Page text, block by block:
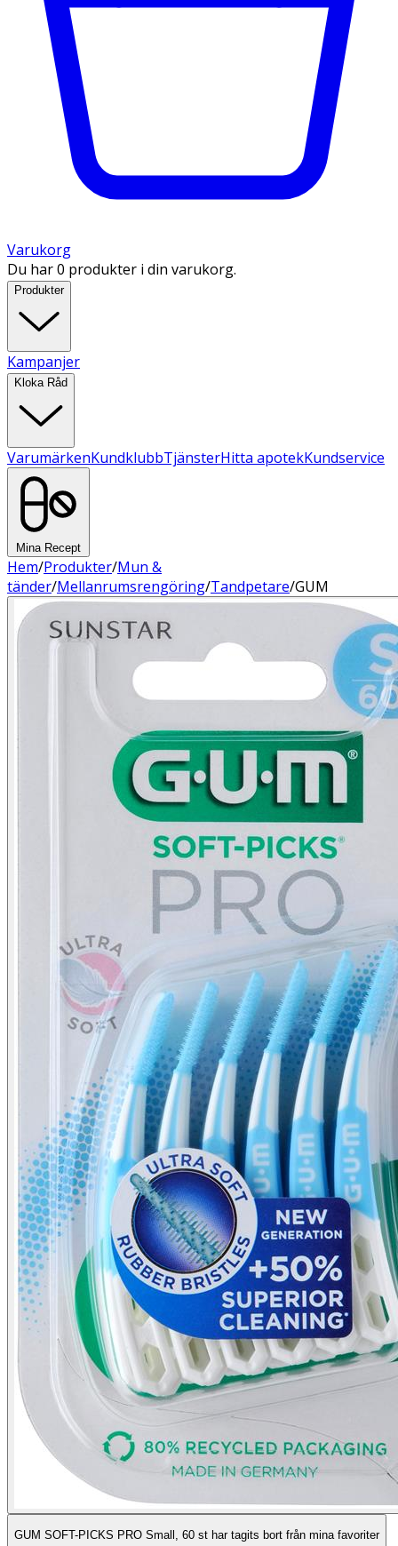
Varukorg
Du har 0 produkter i din varukorg.
Produkter
Kampanjer
Kloka Råd
VarumärkenKundklubbTjänsterHitta apotekKundservice
Mina Recept
Hem/Produkter/Mun &
tänder/Mellanrumsrengöring/Tandpetare/GUM
GUM SOFT-PICKS PRO Small, 60 st har tagits bort från mina favoriter